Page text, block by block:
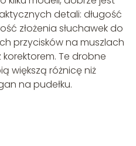
detali: długość
złożenia słuchawek do
przycisków na muszlach
Te drobne
większą różnicę niż
na pudełku.